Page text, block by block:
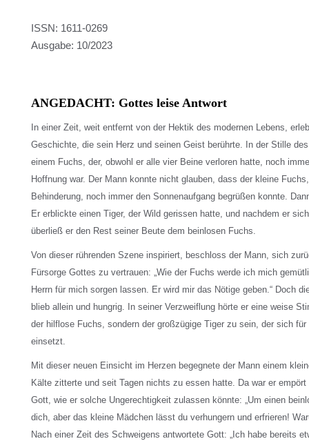
ISSN: 1611-0269
Ausgabe: 10/2023
ANGEDACHT: Gottes leise Antwort
In einer Zeit, weit entfernt von der Hektik des modernen Lebens,
Geschichte, die sein Herz und seinen Geist berührte. In der Stille
einem Fuchs, der, obwohl er alle vier Beine verloren hatte, noch
Hoffnung war. Der Mann konnte nicht glauben, dass der kleine
Behinderung, noch immer den Sonnenaufgang begrüßen konnte.
Er erblickte einen Tiger, der Wild gerissen hatte, und nachdem er
überließ er den Rest seiner Beute dem beinlosen Fuchs.
Von dieser rührenden Szene inspiriert, beschloss der Mann, sich
Fürsorge Gottes zu vertrauen: „Wie der Fuchs werde ich mich
Herrn für mich sorgen lassen. Er wird mir das Nötige geben.“ Doch
blieb allein und hungrig. In seiner Verzweiflung hörte er eine weise
der hilflose Fuchs, sondern der großzügige Tiger zu sein, der sich für
einsetzt.
Mit dieser neuen Einsicht im Herzen begegnete der Mann einem
Kälte zitterte und seit Tagen nichts zu essen hatte. Da war er
Gott, wie er solche Ungerechtigkeit zulassen könnte: „Um einen
dich, aber das kleine Mädchen lässt du verhungern und erfrieren!
Nach einer Zeit des Schweigens antwortete Gott: „Ich habe bereits